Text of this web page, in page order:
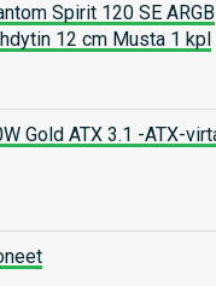
Spirit 120 SE ARGB
12 cm Musta 1 kpl
Gold ATX 3.1 -ATX-